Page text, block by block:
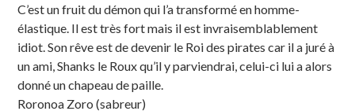
C’est un fruit du démon qui l’a transformé en homme-
élastique. Il est très fort mais il est invraisemblablement
idiot. Son rêve est de devenir le Roi des pirates car il a juré à
un ami, Shanks le Roux qu’il y parviendrai, celui-ci lui a alors
donné un chapeau de paille.
Roronoa Zoro (sabreur)